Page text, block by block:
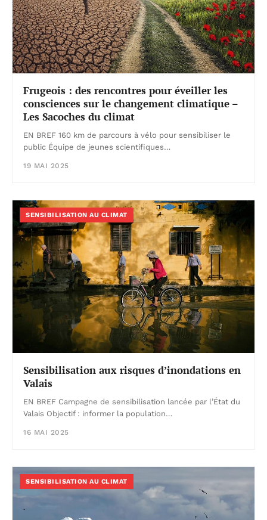
Frugeois : des rencontres pour éveiller les
consciences sur le changement climatique –
Les Sacoches du climat
EN BREF 160 km de parcours à vélo pour sensibiliser le
public Équipe de jeunes scientifiques…
19 MAI 2025
SENSIBILISATION AU CLIMAT
Sensibilisation aux risques d’inondations en
Valais
EN BREF Campagne de sensibilisation lancée par l’État du
Valais Objectif : informer la population…
16 MAI 2025
SENSIBILISATION AU CLIMAT